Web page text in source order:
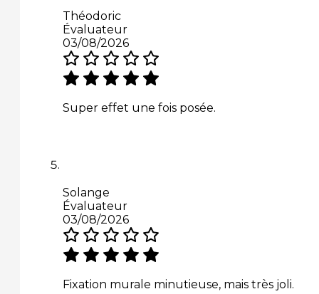
Théodoric
Évaluateur
03/08/2026
Super effet une fois posée.
Solange
Évaluateur
03/08/2026
Fixation murale minutieuse, mais très joli.